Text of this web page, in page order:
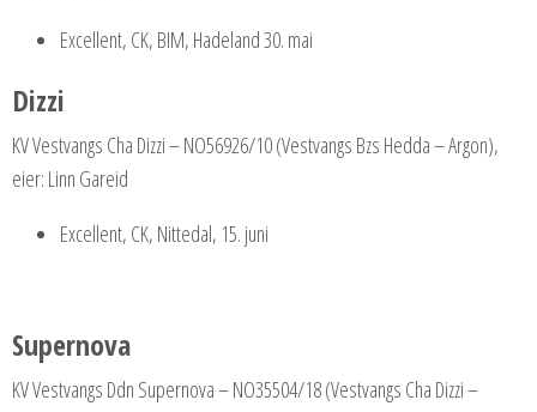
Excellent, CK, BIM, Hadeland 30. mai
Dizzi
KV Vestvangs Cha Dizzi – NO56926/10 (Vestvangs Bzs Hedda – Argon),
eier: Linn Gareid
Excellent, CK, Nittedal, 15. juni
Supernova
KV Vestvangs Ddn Supernova – NO35504/18 (Vestvangs Cha Dizzi –